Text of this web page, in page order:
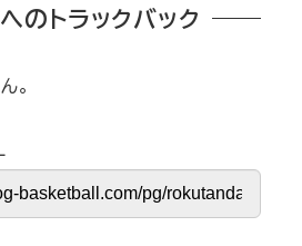
のトラックバック
。